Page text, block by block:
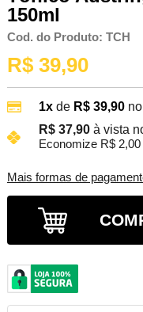
150ml
Cod. do Produto: TCH
R$ 39,90
1xde R$ 39,90
R$ 37,90 à vista
Economize R$ 2,00
Mais formas de